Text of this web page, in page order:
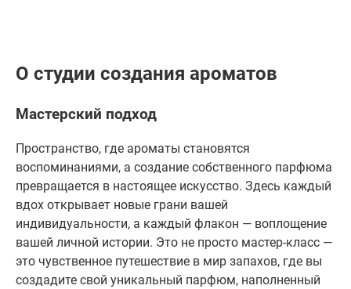
О студии создания ароматов
Мастерский подход
Пространство, где ароматы становятся
воспоминаниями, а создание собственного парфюма
превращается в настоящее искусство. Здесь каждый
вдох открывает новые грани вашей
индивидуальности, а каждый флакон — воплощение
вашей личной истории. Это не просто мастер-класс —
это чувственное путешествие в мир запахов, где вы
создадите свой уникальный парфюм, наполненный